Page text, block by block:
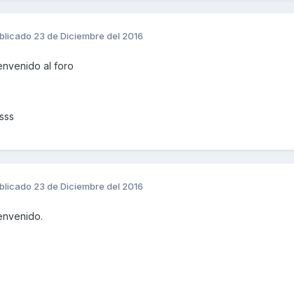
23 de Diciembre del 2016
al foro
23 de Diciembre del 2016